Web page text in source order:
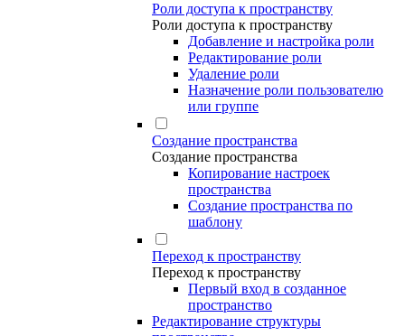
Роли доступа к пространству
Роли доступа к пространству
Добавление и настройка роли
Редактирование роли
Удаление роли
Назначение роли пользователю
или группе
Создание пространства
Создание пространства
Копирование настроек
пространства
Создание пространства по
шаблону
Переход к пространству
Переход к пространству
Первый вход в созданное
пространство
Редактирование структуры